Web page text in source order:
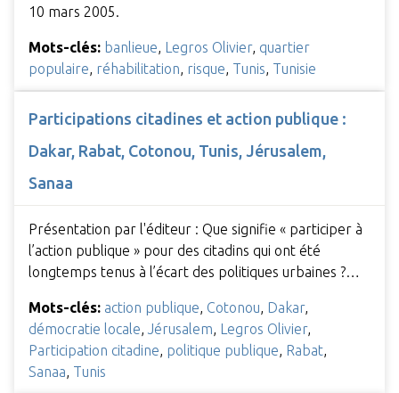
10 mars 2005.
Mots-clés: banlieue, Legros Olivier, quartier
populaire, réhabilitation, risque, Tunis, Tunisie
Participations citadines et action publique :
Dakar, Rabat, Cotonou, Tunis, Jérusalem,
Sanaa
Présentation par l'éditeur : Que signifie « participer à
l’action publique » pour des citadins qui ont été
longtemps tenus à l’écart des politiques urbaines ?…
Mots-clés: action publique Cotonou Dakar,
démocratie locale
Jérusalem Legros Olivier,
Participation citadine politique publique Rabat
Sanaa Tunis